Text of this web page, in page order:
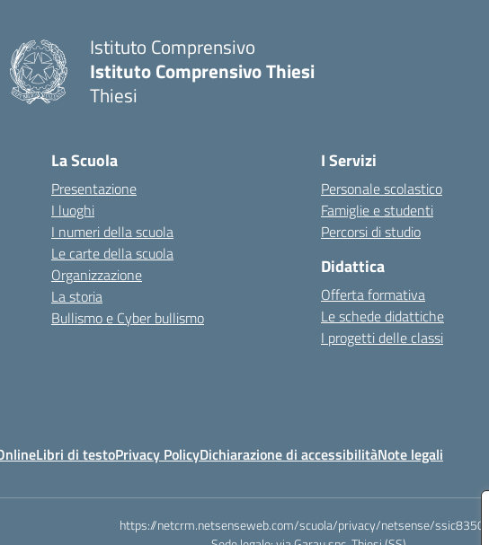
Istituto Comprensivo
Istituto Comprensivo Thiesi
Thiesi
La Scuola
Presentazione
I luoghi
I numeri della scuola
Le carte della scuola
Organizzazione
La storia
Bullismo e Cyber bullismo
I Servizi
Personale scolastico
Famiglie e studenti
Percorsi di studio
Didattica
Offerta formativa
Le schede didattiche
I progetti delle classi
Libri di testoPrivacy PolicyDichiarazione di accessibilitàNote legali
https://netcrm.netsenseweb.com/scuola/privacy/netsense/ssic83500x